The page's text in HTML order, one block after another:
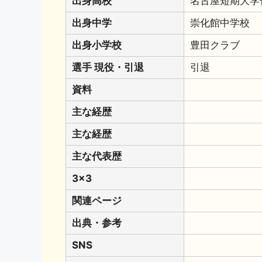
出身中学
崇化館中学校
出身小学校
豊田クラブ
選手 現役・引退
引退
資料
主な経歴
主な経歴
主な代表歴
3x3
関連ページ
出典・参考
SNS